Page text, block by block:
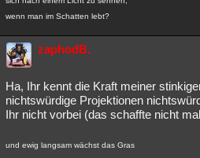
wenn man im Schatten lebt?
zaphodB.
Ha, Ihr kennt die Kraft meiner
nichtswürdige Projektionen
Ihr nicht vorbei (das schaffte nicht
und ewig langsam wächst das Gras